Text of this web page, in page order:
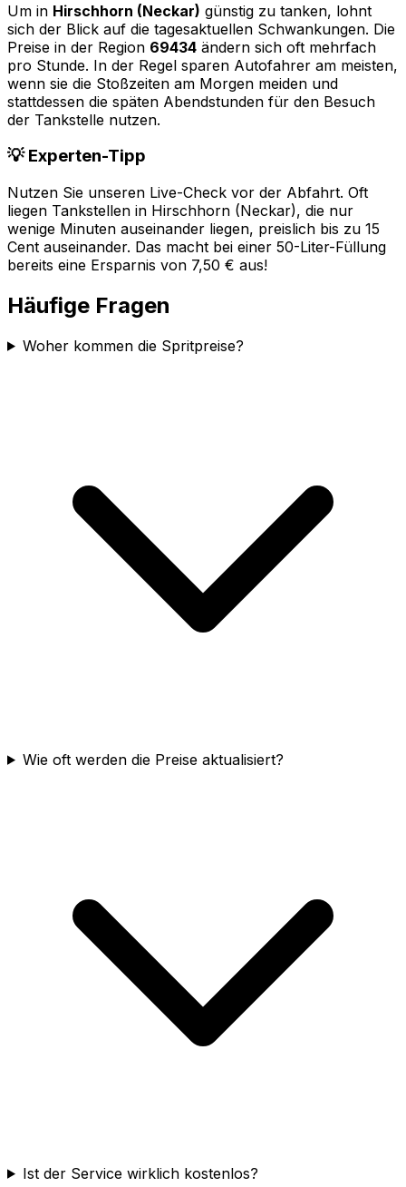
Um in Hirschhorn (Neckar) günstig zu tanken, lohnt
sich der Blick auf die tagesaktuellen Schwankungen. Die
Preise in der Region 69434 ändern sich oft mehrfach
pro Stunde. In der Regel sparen Autofahrer am meisten,
wenn sie die Stoßzeiten am Morgen meiden und
stattdessen die späten Abendstunden für den Besuch
der Tankstelle nutzen.
💡 Experten-Tipp
Nutzen Sie unseren Live-Check vor der Abfahrt. Oft
liegen Tankstellen in Hirschhorn (Neckar), die nur
wenige Minuten auseinander liegen, preislich bis zu 15
Cent auseinander. Das macht bei einer 50-Liter-Füllung
bereits eine Ersparnis von 7,50 € aus!
Häufige Fragen
Woher kommen die Spritpreise?
Wie oft werden die Preise aktualisiert?
Ist der Service wirklich kostenlos?